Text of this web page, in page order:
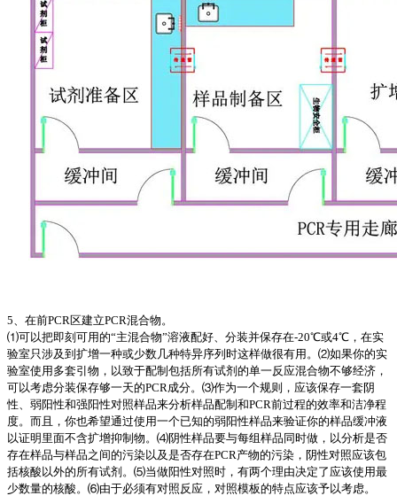
5、在前PCR区建立PCR混合物。
⑴可以把即刻可用的“主混合物”溶液配好、分装并保存在-20℃或4℃，在实
验室只涉及到扩增一种或少数几种特异序列时这样做很有用。⑵如果你的实
验室使用多套引物，以致于配制包括所有试剂的单一反应混合物不够经济，
可以考虑分装保存够一天的PCR成分。⑶作为一个规则，应该保存一套阴
性、弱阳性和强阳性对照样品来分析样品配制和PCR前过程的效率和洁净程
度。而且，你也希望通过使用一个已知的弱阳性样品来验证你的样品缓冲液
以证明里面不含扩增抑制物。⑷阴性样品要与每组样品同时做，以分析是否
存在样品与样品之间的污染以及是否存在PCR产物的污染，阴性对照应该包
括核酸以外的所有试剂。⑸当做阳性对照时，有两个理由决定了应该使用最
少数量的核酸。⑹由于必须有对照反应，对照模板的特点应该予以考虑。